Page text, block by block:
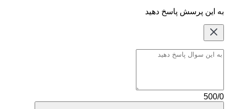
به این پرسش پاسخ دهید
500/0